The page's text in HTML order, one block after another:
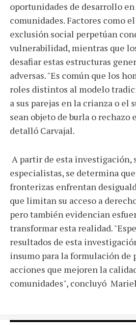
oportunidades de desarrollo en
comunidades. Factores como
exclusión social perpetúan
vulnerabilidad, mientras que
desafiar estas estructuras
adversas. "Es común que los
roles distintos al modelo
a sus parejas en la crianza o el
sean objeto de burla o rechazo
detalló Carvajal.
A partir de esta investigación,
especialistas, se determina
fronterizas enfrentan
que limitan su acceso a
pero también evidencian
transformar esta realidad.
resultados de esta
insumo para la formulación de
acciones que mejoren la
comunidades", concluyó